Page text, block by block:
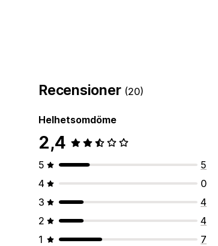
Recensioner (20)
Helhetsomdöme
2,4
5
5
4
0
3
4
2
4
1
7